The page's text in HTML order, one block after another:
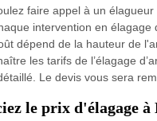
faire appel à un
intervention en élagage
dépend de la hauteur de
les tarifs de l’élagage
Le devis vous sera
le prix d'élagage à